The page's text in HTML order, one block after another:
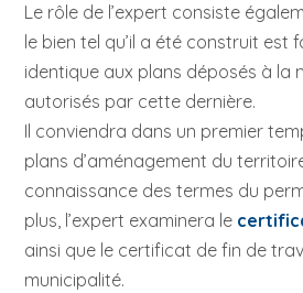
Le rôle de l’expert consiste
le bien tel qu’il a été construit est
identique aux plans déposés à la
autorisés par cette dernière.
Il conviendra dans un premier
plans d’aménagement du
connaissance des termes du
plus, l’expert examinera le
ainsi que le certificat de fin de
municipalité.